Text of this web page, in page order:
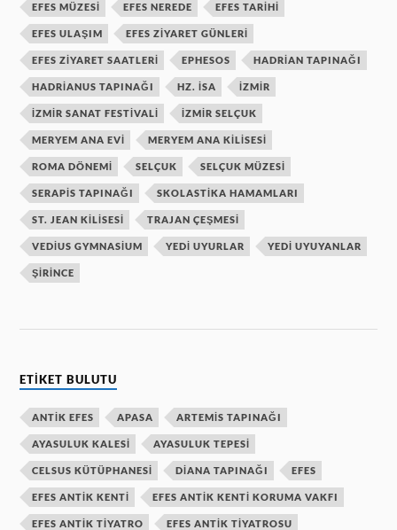
EFES MÜZESI EFES NEREDE EFES TARIHI
EFES ULAŞIM EFES ZIYARET GÜNLERI
EFES ZIYARET SAATLERI EPHESOS HADRIAN TAPINAĞI
HADRIANUS TAPINAĞI HZ. ISA IZMIR
IZMIR SANAT FESTIVALI IZMIR SELÇUK
MERYEM ANA EVI MERYEM ANA KILISESI
ROMA DÖNEMI SELÇUK SELÇUK MÜZESI
SERAPIS TAPINAĞI SKOLASTIKA HAMAMLARI
ST. JEAN KILISESI TRAJAN ÇEŞMESI
VEDIUS GYMNASIUM YEDI UYURLAR YEDI UYUYANLAR
ŞIRINCE
ETIKET BULUTU
ANTIK EFES APASA ARTEMIS TAPINAĞI
AYASULUK KALESI AYASULUK TEPESI
CELSUS KÜTÜPHANESI DIANA TAPINAĞI EFES
EFES ANTIK KENTI EFES ANTIK KENTI KORUMA VAKFI
EFES ANTIK TIYATRO EFES ANTIK TIYATROSU